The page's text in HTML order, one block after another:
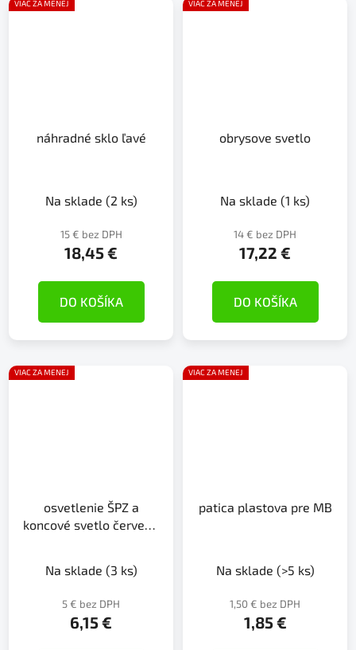
VIAC ZA MENEJ
náhradné sklo ľavé
Na sklade (2 ks)
15 € bez DPH
18,45 €
DO KOŠÍKA
VIAC ZA MENEJ
obrysove svetlo
Na sklade (1 ks)
14 € bez DPH
17,22 €
DO KOŠÍKA
VIAC ZA MENEJ
osvetlenie ŠPZ a
koncové svetlo červené
Na sklade (3 ks)
5 € bez DPH
6,15 €
VIAC ZA MENEJ
patica plastova pre MB
Na sklade (>5 ks)
1,50 € bez DPH
1,85 €